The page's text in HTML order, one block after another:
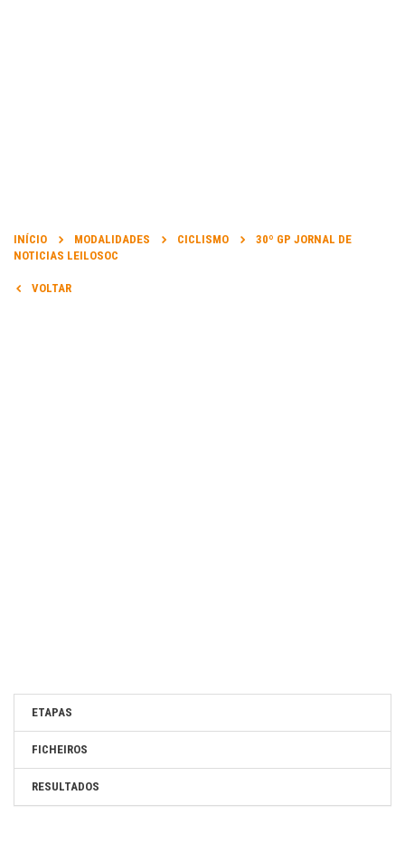
INFORMAÇÃO
INÍCIO MODALIDADES CICLISMO
30º GP JORNAL DE
NOTICIAS LEILOSOC
VOLTAR
ETAPAS
FICHEIROS
RESULTADOS